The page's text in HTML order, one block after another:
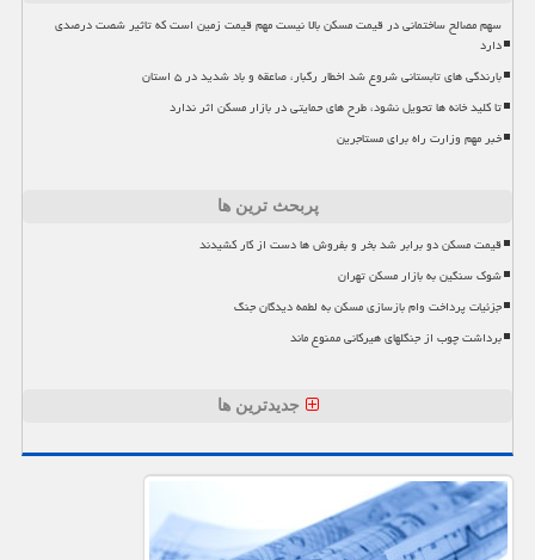
سهم مصالح ساختمانی در قیمت مسکن بالا نیست مهم قیمت زمین است که تاثیر شصت درصدی
دارد
بارندگی های تابستانی شروع شد اخطار رگبار، صاعقه و باد شدید در ۵ استان
تا کلید خانه ها تحویل نشود، طرح های حمایتی در بازار مسکن اثر ندارد
خبر مهم وزارت راه برای مستاجرین
پربحث ترین ها
قیمت مسکن دو برابر شد بخر و بفروش ها دست از کار کشیدند
شوک سنگین به بازار مسکن تهران
جزئیات پرداخت وام بازسازی مسکن به لطمه دیدگان جنگ
برداشت چوب از جنگلهای هیرکانی ممنوع ماند
جدیدترین ها